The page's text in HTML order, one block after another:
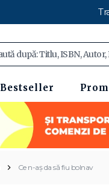
Bestseller
Ce n-aș da să fiu bolnav